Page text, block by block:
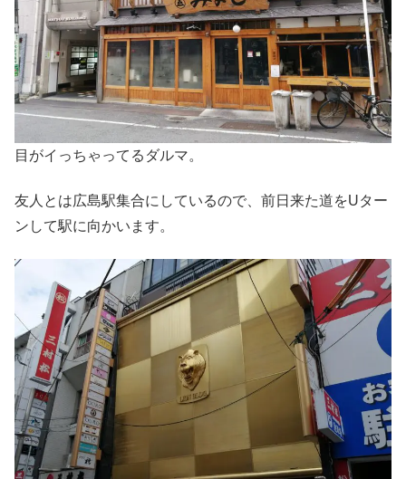
目がイっちゃってるダルマ。
友人とは広島駅集合にしているので、前日来た道をUター
ンして駅に向かいます。